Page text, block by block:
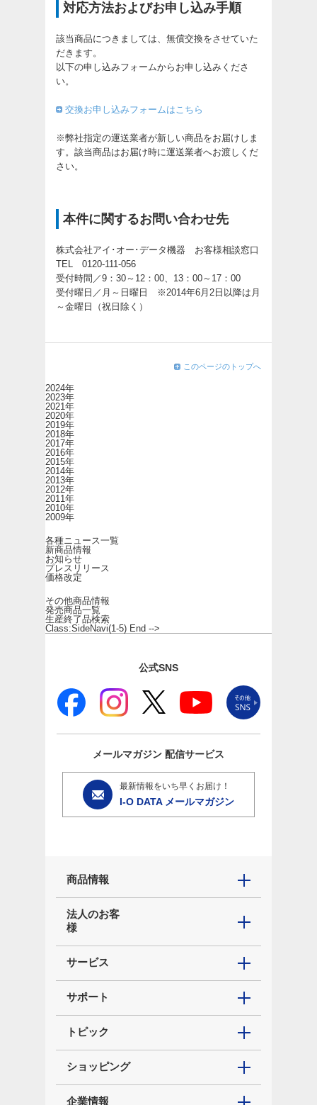
対応方法およびお申し込み手順
該当商品につきましては、無償交換をさせていた
だきます。
以下の申し込みフォームからお申し込みくださ
い。
交換お申し込みフォームはこちら
※弊社指定の運送業者が新しい商品をお届けしま
す。該当商品はお届け時に運送業者へお渡しくだ
さい。
本件に関するお問い合わせ先
株式会社アイ･オー･データ機器 お客様相談窓口
TEL 0120-111-056
受付時間／9：30～12：00、13：00～17：00
受付曜日／月～日曜日 ※2014年6月2日以降は月
～金曜日（祝日除く）
このページのトップへ
2024年
2023年
2021年
2020年
2019年
2018年
2017年
2016年
2015年
2014年
2013年
2012年
2011年
2010年
2009年
各種ニュース一覧
新商品情報
お知らせ
プレスリリース
価格改定
その他商品情報
発売商品一覧
生産終了品検索
Class:SideNavi(1-5) End -->
公式SNS
メールマガジン 配信サービス
最新情報をいち早くお届け！
I-O DATA メールマガジン
商品情報
法人のお客
様
サービス
サポート
トピック
ショッピング
企業情報